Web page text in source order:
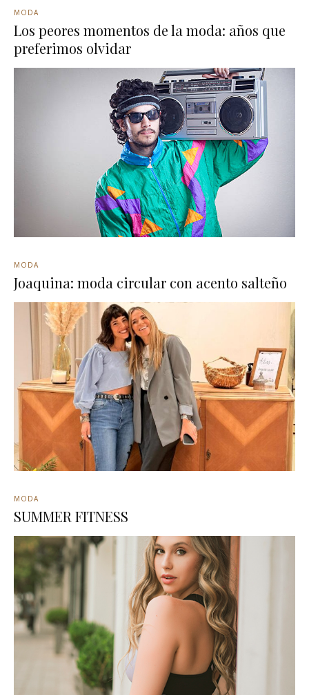
MODA
Los peores momentos de la moda: años que
preferimos olvidar
MODA
Joaquina: moda circular con acento salteño
MODA
SUMMER FITNESS